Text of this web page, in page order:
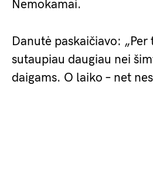
Nemokamai.
Danutė paskaičiavo: „Per
sutaupiau daugiau nei
daigams. O laiko – net